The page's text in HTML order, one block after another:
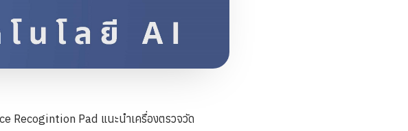
Pad แนะนำเครื่องตรวจวัด